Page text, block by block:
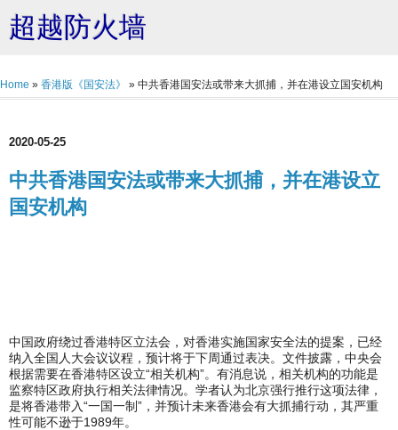
超越防火墙
Home » 香港版《国安法》 » 中共香港国安法或带来大抓捕，并在港设立国安机构
2020-05-25
中共香港国安法或带来大抓捕，并在港设立
国安机构
中国政府绕过香港特区立法会，对香港实施国家安全法的提案，已经
纳入全国人大会议议程，预计将于下周通过表决。文件披露，中央会
根据需要在香港特区设立“相关机构”。有消息说，相关机构的功能是
监察特区政府执行相关法律情况。学者认为北京强行推行这项法律，
是将香港带入“一国一制”，并预计未来香港会有大抓捕行动，其严重
性可能不逊于1989年。